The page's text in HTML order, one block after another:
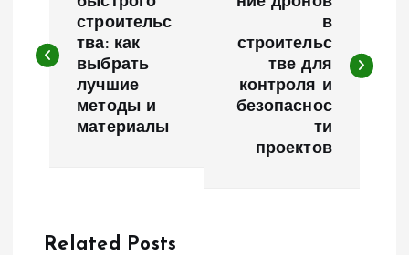
в
ц
строительс
тва: как
выбрать
лучшие
методы и
материалы
в
строительс
тве для
контроля и
безопаснос
ти
проектов
Related Posts